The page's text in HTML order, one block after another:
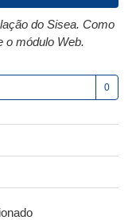
do Sisea. Como
o módulo Web.